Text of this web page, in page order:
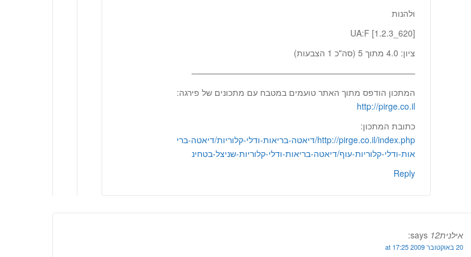
ולהנות
UA:F [1.2.3_620]
ציון: 4.0 מתוך 5 (סה"כ 1 הצבעות)
——————————————————————————–
המתכון הודפס מתוך האתר טועמים במטבח עם מתכונים של פירגה:
http://pirge.co.il
כתובת המתכון:
http://pirge.co.il/index.php/דיאטה-בריאות-ודלי-קלוריות/דיאטה-ברי
אות-ודלי-קלוריות-עוף/דיאטה-בריאות-ודלי-קלוריות-שניצל-בטחינ
Reply
אילנית12 says:
20 באוקטובר 2009 at 17:25